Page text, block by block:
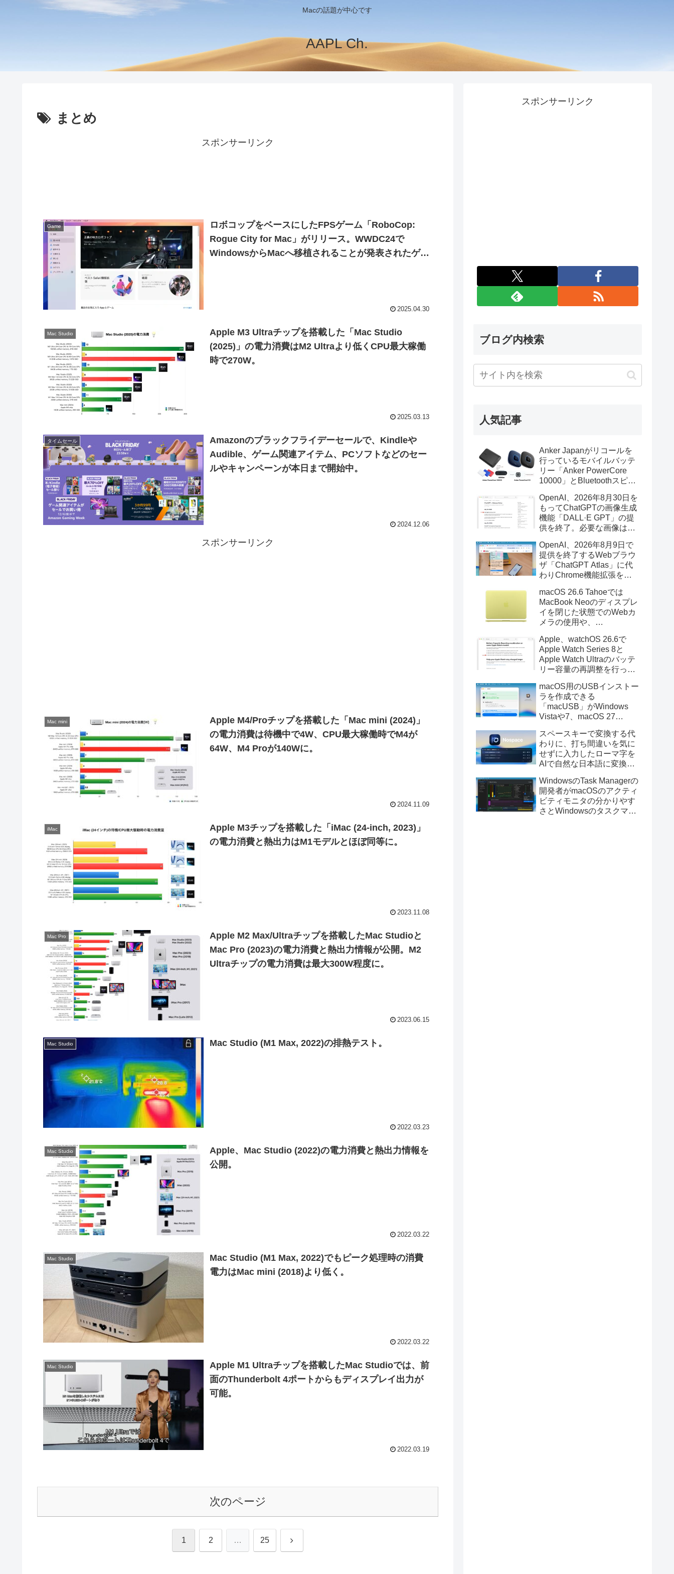
Macの話題が中心です
AAPL Ch.
まとめ
スポンサーリンク
Game
ロボコップをベースにしたFPSゲーム「RoboCop:
Rogue City for Mac」がリリース。WWDC24で
WindowsからMacへ移植されることが発表されたゲー
2025.04.30
Mac Studio
Apple M3 Ultraチップを搭載した「Mac Studio
(2025)」の電力消費はM2 Ultraより低くCPU最大稼働
時で270W。
2025.03.13
タイムセール
Amazonのブラックフライデーセールで、Kindleや
Audible、ゲーム関連アイテム、PCソフトなどのセー
ルやキャンペーンが本日まで開始中。
2024.12.06
スポンサーリンク
Mac mini
Apple M4/Proチップを搭載した「Mac mini (2024)」
の電力消費は待機中で4W、CPU最大稼働時でM4が
64W、M4 Proが140Wに。
2024.11.09
iMac
Apple M3チップを搭載した「iMac (24-inch, 2023)」
の電力消費と熱出力はM1モデルとほぼ同等に。
2023.11.08
Mac Pro
Apple M2 Max/Ultraチップを搭載したMac Studioと
Mac Pro (2023)の電力消費と熱出力情報が公開。M2
Ultraチップの電力消費は最大300W程度に。
2023.06.15
Mac Studio Mac Studio (M1 Max, 2022)の排熱テスト。
2022.03.23
Mac Studio
Apple、Mac Studio (2022)の電力消費と熱出力情報を
公開。
2022.03.22
Mac Studio
Mac Studio (M1 Max, 2022)でもピーク処理時の消費
電力はMac mini (2018)より低く。
2022.03.22
Mac Studio
Apple M1 Ultraチップを搭載したMac Studioでは、前
面のThunderbolt 4ポートからもディスプレイ出力が
可能。
2022.03.19
次のページ
1 2 … 25 次
スポンサーリンク
ブログ内検索
人気記事
Anker Japanがリコールを
行っているモバイルバッテ
リー「Anker PowerCore
10000」とBluetoothスピー
辺を焼損する火災が6月に3
件発生していたそうなので
注意を。
OpenAI、2026年8月30日を
もってChatGPTの画像生成
機能「DALL·E GPT」の提
供を終了。必要な画像は期
OpenAI、2026年8月9日で
提供を終了するWebブラウ
ザ「ChatGPT Atlas」に代
わりChrome機能拡張をア
画の質問やAsk ChatGPT機
能を追加。
macOS 26.6 Tahoeでは
MacBook Neoのディスプレ
イを閉じた状態でのWebカ
メラの使用や、
利用しMacBook Neoを復元
する際の安定性が向上。
Apple、watchOS 26.6で
Apple Watch Series 8と
Apple Watch Ultraのバッテ
リー容量の再調整を行った
macOS用のUSBインストー
ラを作成できる
「macUSB」がWindows
Vistaや7、macOS 27
トーラの作成に対応。
スペースキーで変換する代
わりに、打ち間違いを気に
せずに入力したローマ字を
AIで自然な日本語に変換し
力アプリ「Nospace」がリ
リース。
WindowsのTask Managerの
開発者がmacOSのアクティ
ビティモニタの分かりやす
さとWindowsのタスクマネ